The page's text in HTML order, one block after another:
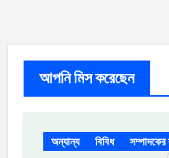
আপনি মিস করেছেন
অন্যান্য বিবিধ সম্পাদকের